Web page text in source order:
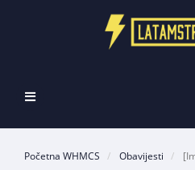
Toggle
Početna WHMCS Obavijesti